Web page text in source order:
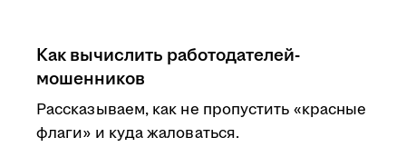
Как вычислить работодателей-
мошенников
Рассказываем, как не пропустить «красные
флаги» и куда жаловаться.